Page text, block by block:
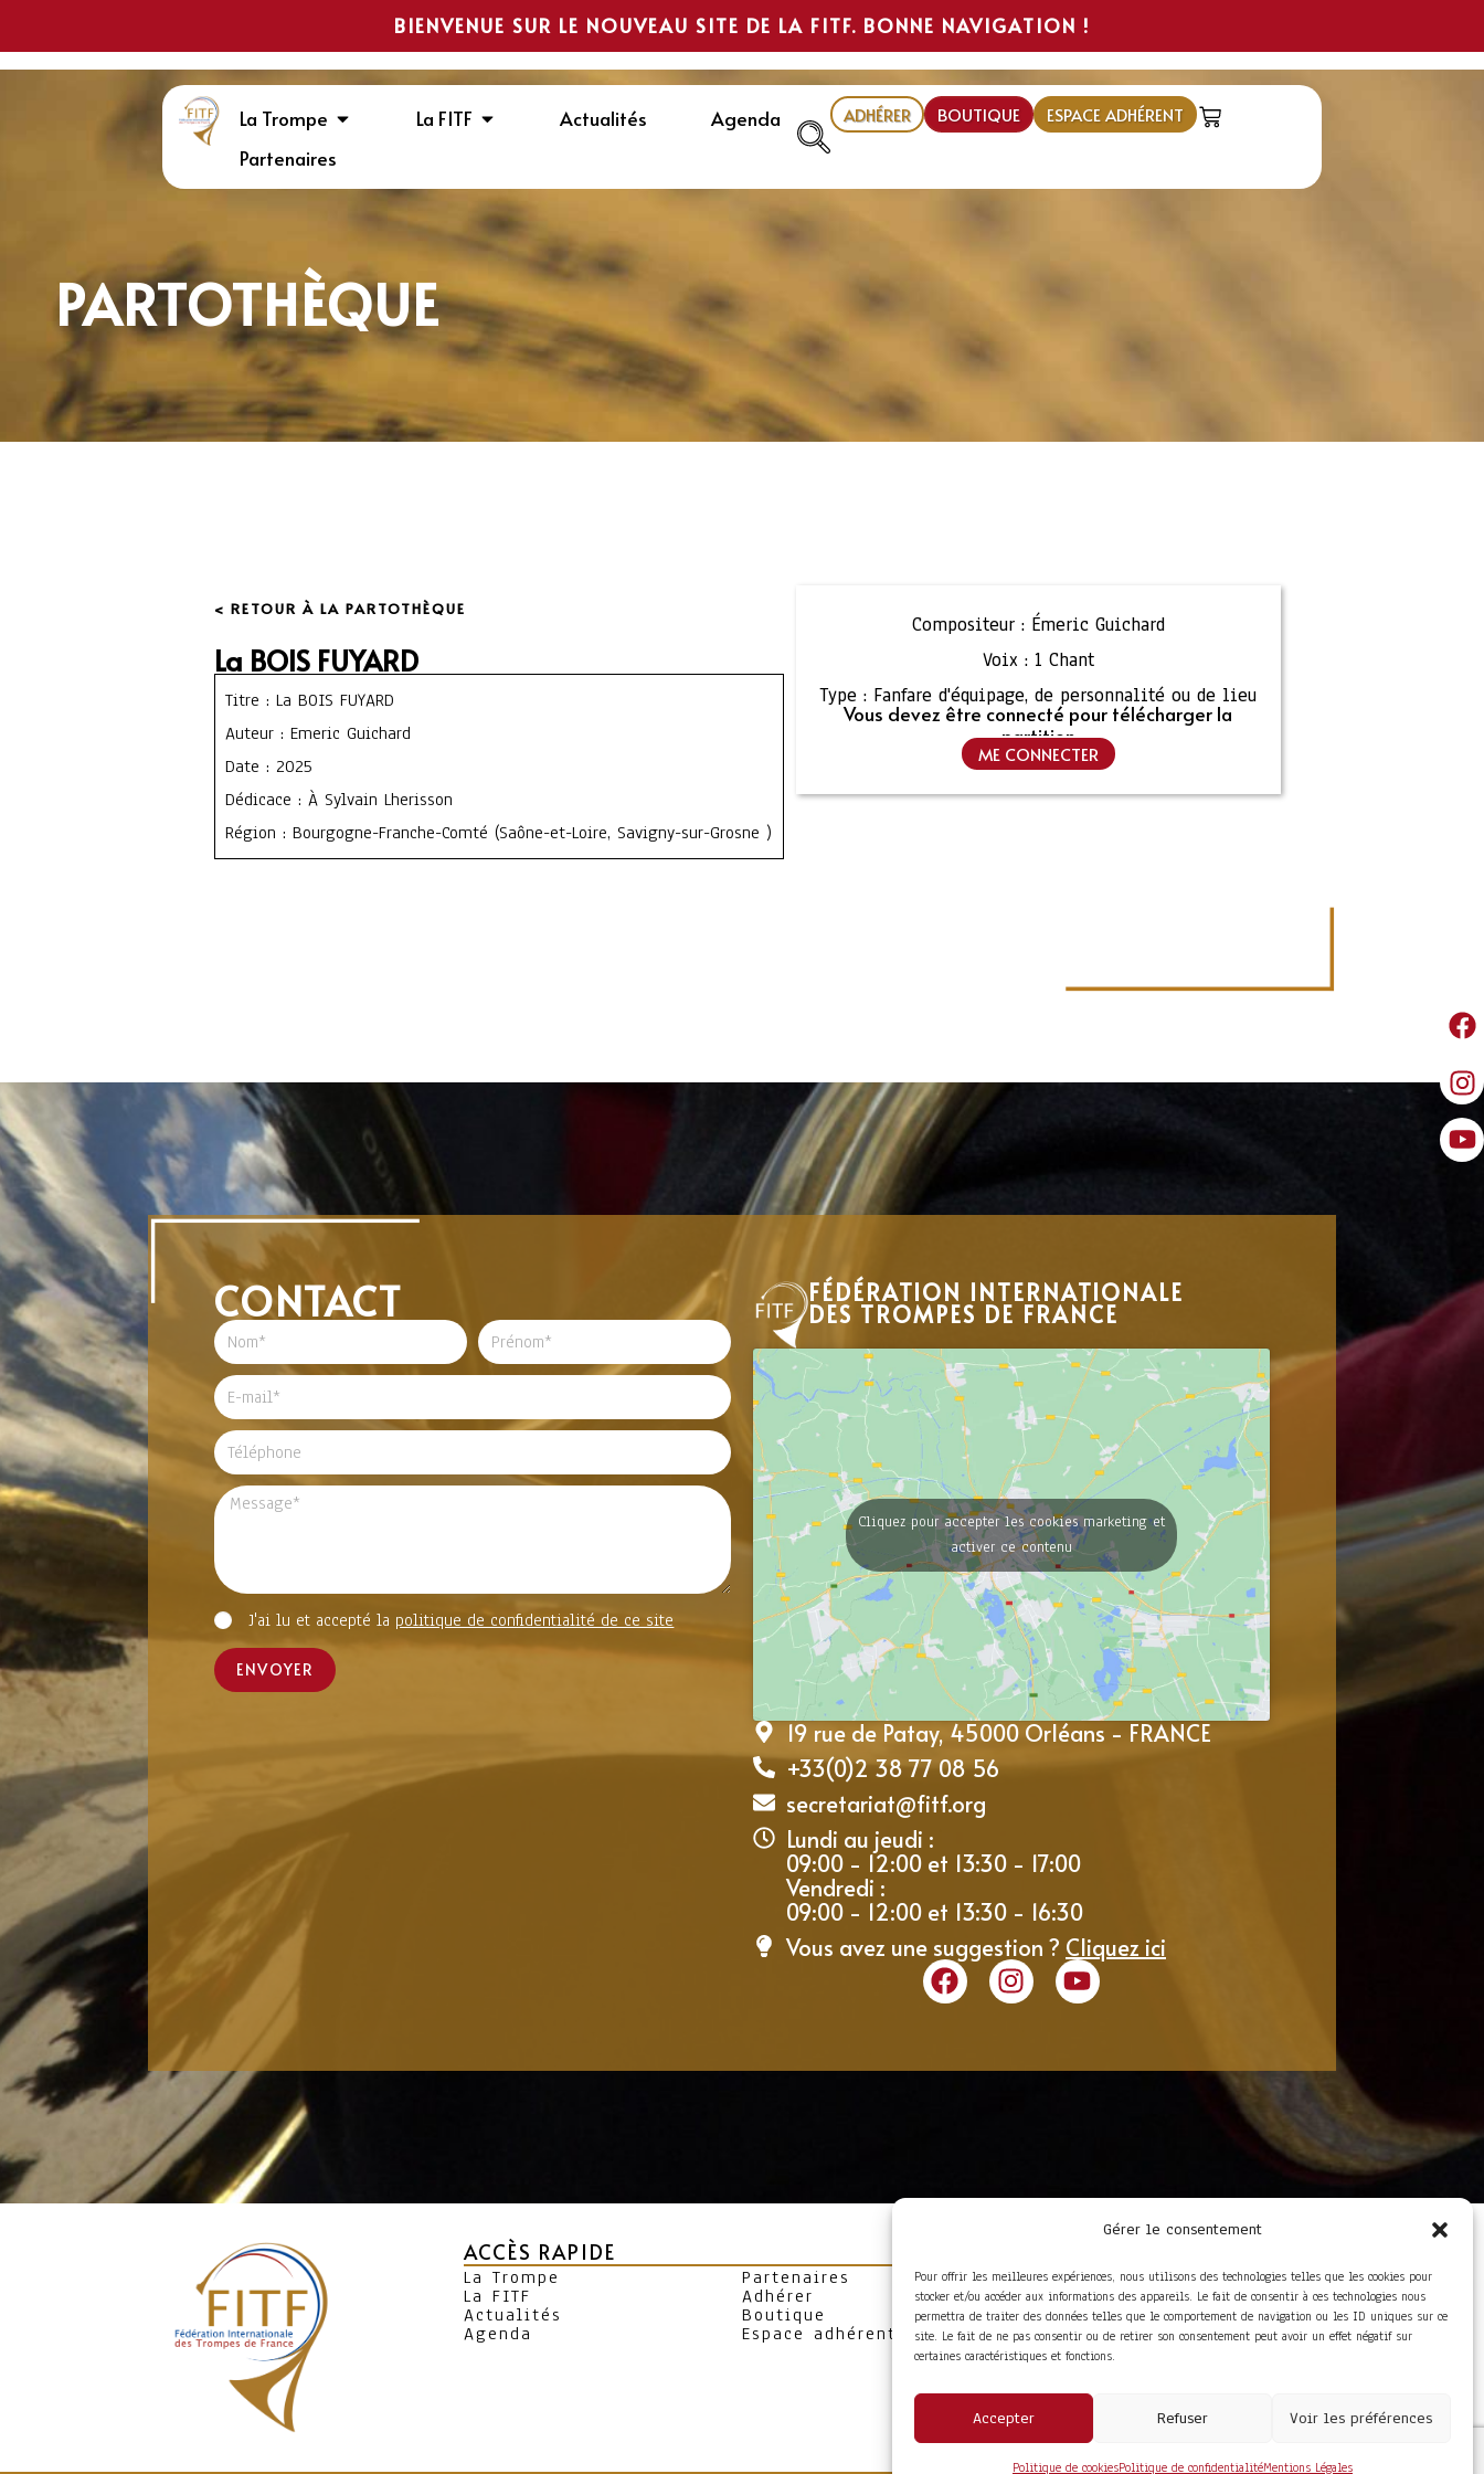
Gérer le consentement
Pour offrir les meilleures expériences, nous utilisons des technologies telles que les cookies pour
stocker et/ou accéder aux informations des appareils. Le fait de consentir à ces technologies nous
permettra de traiter des données telles que le comportement de navigation ou les ID uniques sur ce
site. Le fait de ne pas consentir ou de retirer son consentement peut avoir un effet négatif sur
certaines caractéristiques et fonctions.
Accepter Refuser Voir les préférences
Politique de cookiesPolitique de confidentialitéMentions Légales
BIENVENUE SUR LE NOUVEAU SITE DE LA FITF. BONNE NAVIGATION !
La Trompe La FITF Actualités
Agenda
Partenaires
ADHÉRER BOUTIQUE ESPACE ADHÉRENT
PARTOTHÈQUE
< RETOUR À LA PARTOTHÈQUE
La BOIS FUYARD
Titre : La BOIS FUYARD
Auteur : Emeric Guichard
Date : 2025
Dédicace : À Sylvain Lherisson
Région : Bourgogne-Franche-Comté (Saône-et-Loire, Savigny-sur-Grosne )
Compositeur : Émeric Guichard
Voix : 1 Chant
Type : Fanfare d'équipage, de personnalité ou de lieu
Vous devez être connecté pour télécharger la
partition
ME CONNECTER
CONTACT
J'ai lu et accepté la politique de confidentialité de ce site
ENVOYER
FÉDÉRATION INTERNATIONALE
DES TROMPES DE FRANCE
Cliquez pour accepter les cookies marketing et
activer ce contenu
19 rue de Patay, 45000 Orléans - FRANCE
+33(0)2 38 77 08 56
secretariat@fitf.org
Lundi au jeudi :
09:00 - 12:00 et 13:30 - 17:00
Vendredi :
09:00 - 12:00 et 13:30 - 16:30
Vous avez une suggestion ? Cliquez ici
ACCÈS RAPIDE
La Trompe
La FITF
Actualités
Agenda
Partenaires
Adhérer
Boutique
Espace adhérent
Foire aux questions
Conditions Générales de
Vente
Mentions Légales
Politique de